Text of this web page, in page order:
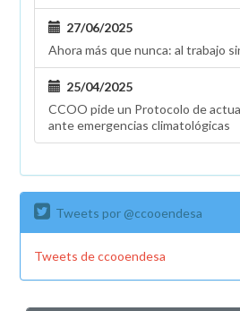
27/06/2025
Ahora más que nunca: al trabajo
25/04/2025
CCOO pide un Protocolo de
ante emergencias climatológicas
Tweets por @ccooendesa
Tweets de ccooendesa